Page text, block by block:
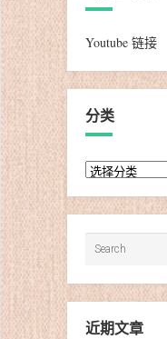
Youtube 链接
分类
分
近期文章